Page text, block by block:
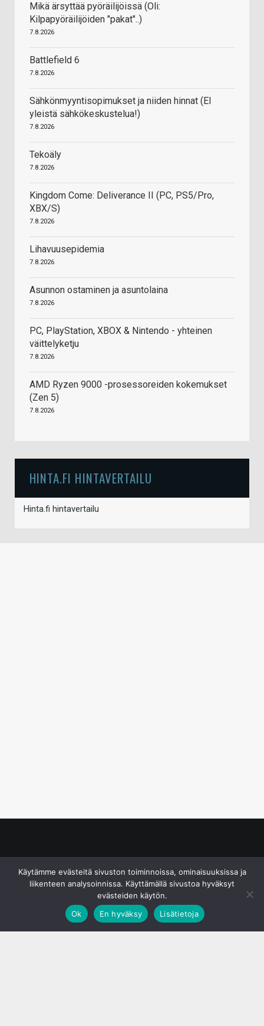
Mikä ärsyttää pyöräilijöissä (Oli:
Kilpapyöräilijöiden "pakat"..)
7.8.2026
Battlefield 6
7.8.2026
Sähkönmyyntisopimukset ja niiden hinnat (EI
yleistä sähkökeskustelua!)
7.8.2026
Tekoäly
7.8.2026
Kingdom Come: Deliverance II (PC, PS5/Pro,
XBX/S)
7.8.2026
Lihavuusepidemia
7.8.2026
Asunnon ostaminen ja asuntolaina
7.8.2026
PC, PlayStation, XBOX & Nintendo - yhteinen
väittelyketju
7.8.2026
AMD Ryzen 9000 -prosessoreiden kokemukset
(Zen 5)
7.8.2026
HINTA.FI HINTAVERTAILU
Hinta.fi hintavertailu
Käytämme evästeitä sivuston toiminnoissa, ominaisuuksissa ja
liikenteen analysoinnissa. Käyttämällä sivustoa hyväksyt
evästeiden käytön.
Ok
En hyväksy Lisätietoja